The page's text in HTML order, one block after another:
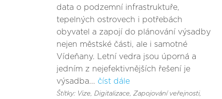
data o podzemní infrastruktuře,
tepelných ostrovech i potřebách
obyvatel a zapojí do plánování výsadby
nejen městské části, ale i samotné
Vídeňany. Letní vedra jsou úporná a
jedním z nejefektivnějších řešení je
výsadba... číst dále
Štítky: Vize, Digitalizace, Zapojování veřejnosti,